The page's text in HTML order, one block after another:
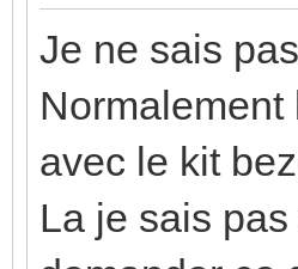
Je ne sais
avec le kit
La je sais